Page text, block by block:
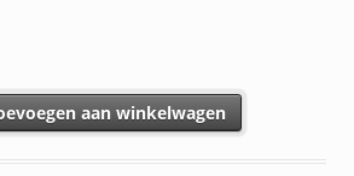
Insert 23x26x6 mm aantal
aan winkelwagen